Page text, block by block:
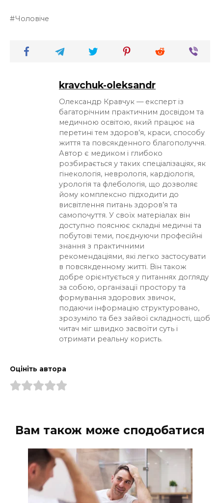
Чоловіче
kravchuk-oleksandr
Олександр Кравчук — експерт із
багаторічним практичним досвідом та
медичною освітою, який працює на
перетині тем здоров’я, краси, способу
життя та повсякденного благополуччя.
Автор є медиком і глибоко
розбирається у таких спеціалізаціях, як
гінекологія, неврологія, кардіологія,
урологія та флебологія, що дозволяє
йому комплексно підходити до
висвітлення питань здоров’я та
самопочуття. У своїх матеріалах він
доступно пояснює складні медичні та
побутові теми, поєднуючи професійні
знання з практичними
рекомендаціями, які легко застосувати
в повсякденному житті. Він також
добре орієнтується у питаннях догляду
за собою, організації простору та
формування здорових звичок,
подаючи інформацію структуровано,
зрозуміло та без зайвої складності, щоб
читач міг швидко засвоїти суть і
отримати реальну користь.
Оцініть автора
Вам також може сподобатися